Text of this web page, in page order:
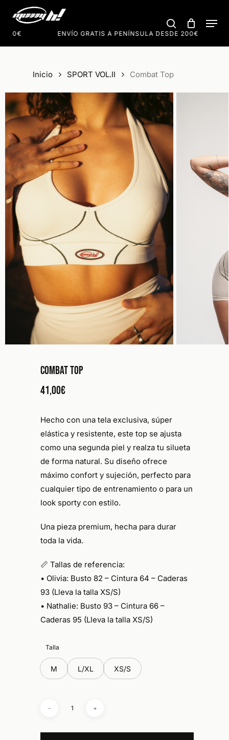
main
content
ENVÍO GRATIS A PENÍNSULA DESDE 200€
search
Cart Close
Cart
Inicio SPORT VOL.II Combat Top
Combat Top
41,00€
Hecho con una tela exclusiva, súper
elástica y resistente, este top se ajusta
como una segunda piel y realza tu silueta
de forma natural. Su diseño ofrece
máximo confort y sujeción, perfecto para
cualquier tipo de entrenamiento o para un
look sporty con estilo.
Una pieza premium, hecha para durar
toda la vida.
📏 Tallas de referencia:
•⁠ ⁠Olivia: Busto 82 – Cintura 64 – Caderas
93 (Lleva la talla XS/S)
•⁠ ⁠Nathalie: Busto 93 – Cintura 66 –
Caderas 95 (Lleva la talla XS/S)
Talla
M L/XL XS/S